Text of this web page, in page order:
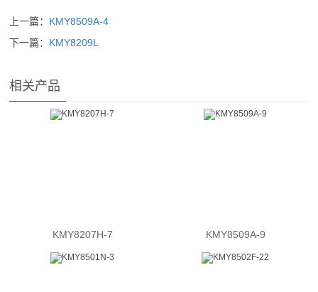
上一篇： KMY8509A-4
下一篇： KMY8209L
相关产品
KMY8207H-7 KMY8509A-9